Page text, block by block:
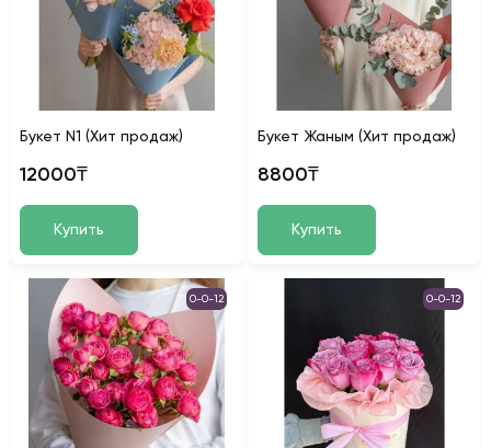
Букет N1 (Хит продаж)
12000₸
Купить
Букет Жаным (Хит продаж)
8800₸
Купить
0-0-12 0-0-12